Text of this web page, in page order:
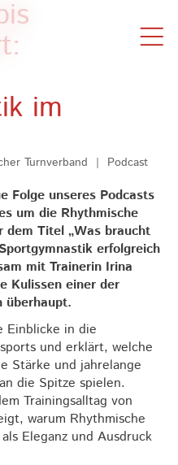
im
Turnverband | Podcast
Folge unseres Podcasts
um die Rhythmische
dem Titel „Was braucht
erfolgreich
mit Trainerin Irina
Kulissen einer der
überhaupt.
Einblicke in die
und erklärt, welche
Stärke und jahrelange
die Spitze spielen.
Trainingsalltag von
warum Rhythmische
Eleganz und Ausdruck